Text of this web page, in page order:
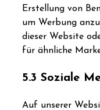
Erstellung von
um Werbung
dieser Website
für ähnliche
5.3 Soziale
Auf unserer